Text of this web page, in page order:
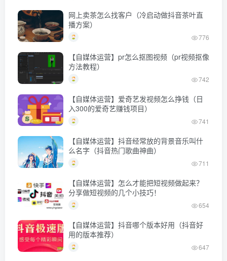
网上卖茶怎么找客户（冷启动做抖音茶叶直
播方案）
776
【自媒体运营】pr怎么抠图视频（pr视频抠像
方法教程）
742
【自媒体运营】爱奇艺发视频怎么挣钱（日
入300的爱奇艺赚钱项目）
741
【自媒体运营】抖音经常放的背景音乐叫什
么名字（抖音热门歌曲神曲）
711
【自媒体运营】怎么才能把短视频做起来？
分享做短视频的几个小技巧！
654
【自媒体运营】抖音哪个版本好用（抖音好
用的版本推荐）
647